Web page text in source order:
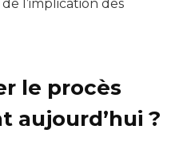
l’implication des
le procès
aujourd’hui ?